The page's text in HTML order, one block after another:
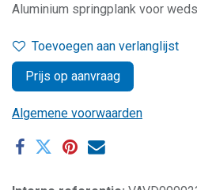
Aluminium springplank voor
Toevoegen aan verlanglijst
Prijs op aanvraag
Algemene voorwaarden